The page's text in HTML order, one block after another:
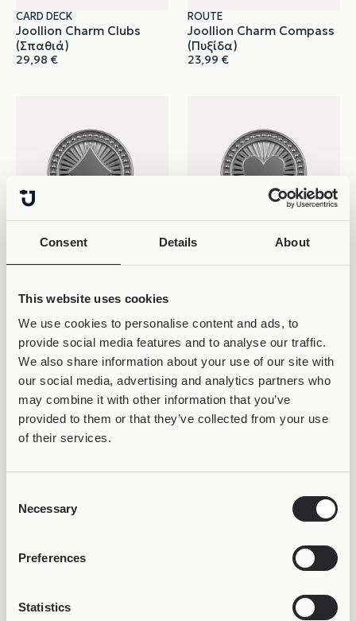
Consent Details About
This website uses cookies
We use cookies to personalise content and ads, to
provide social media features and to analyse our traffic.
We also share information about your use of our site with
our social media, advertising and analytics partners who
may combine it with other information that you’ve
provided to them or that they’ve collected from your use
of their services.
Selection
Necessary
Preferences
Statistics
CARD DECK
Joollion Charm Clubs
(Σπαθιά)
29,98 €
ROUTE
Joollion Charm Compass
(Πυξίδα)
23,99 €
Joollion Charm Diamonds
29,98€
Joollion Charm Hearts
Joollion Charm Spades